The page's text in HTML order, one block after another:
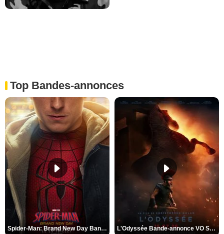
Top Bandes-annonces
Spider-Man: Brand New Day Bande-annonce VO STFR L'Odyssée Bande-annonce VO STFR